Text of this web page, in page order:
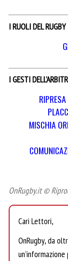
I RUOLI DEL RUGBY
I GESTI
MISCHIA
OnRugby.it ©
Cari Lettori,
OnRugby, da